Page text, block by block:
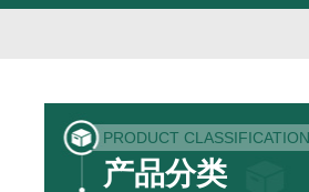
PRODUCT CLASSIFICATION
产品分类